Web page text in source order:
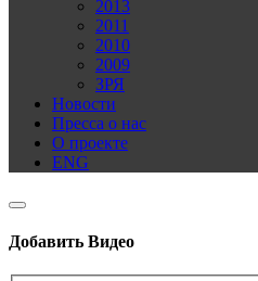
2013
2011
2010
2009
ЗРЯ
Новости
Пресса о нас
О проекте
ENG
Добавить Видео